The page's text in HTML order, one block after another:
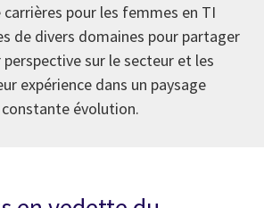
pour les femmes en TI
de divers domaines pour partager
sur le secteur et les
expérience dans un paysage
évolution.